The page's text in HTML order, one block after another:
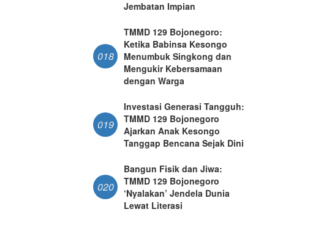
Jembatan Impian
018
TMMD 129 Bojonegoro:
Ketika Babinsa Kesongo
Menumbuk Singkong dan
Mengukir Kebersamaan
dengan Warga
019
Investasi Generasi Tangguh:
TMMD 129 Bojonegoro
Ajarkan Anak Kesongo
Tanggap Bencana Sejak Dini
020
Bangun Fisik dan Jiwa:
TMMD 129 Bojonegoro
‘Nyalakan’ Jendela Dunia
Lewat Literasi